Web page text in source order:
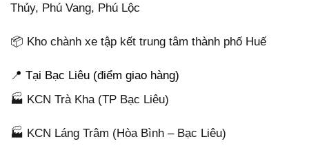
Thủy, Phú Vang, Phú Lộc
📦 Kho chành xe tập kết trung tâm thành phố Huế
📍 Tại Bạc Liêu (điểm giao hàng)
🏭 KCN Trà Kha (TP Bạc Liêu)
🏭 KCN Láng Trâm (Hòa Bình – Bạc Liêu)